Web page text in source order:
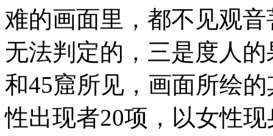
难的画面里，都不见观
无法判定的，三是度人
和45窟所见，画面所绘
性出现者20项，以女性